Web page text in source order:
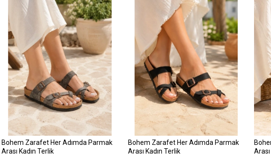
Bohem Zarafet Her Adımda Parmak
Arası Kadın Terlik
Bohem Zarafet Her Adımda Parmak
Arası Kadın Terlik